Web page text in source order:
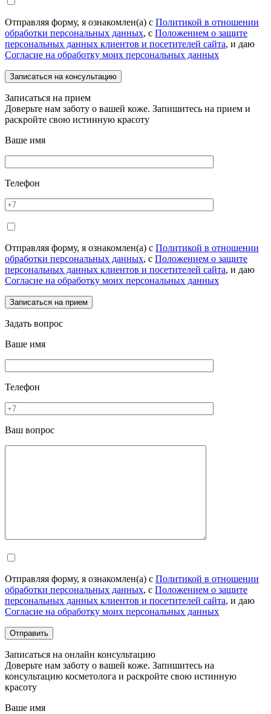
Отправляя форму, я ознакомлен(а) с Политикой в отношении
обработки персональных данных, с Положением о защите
персональных данных клиентов и посетителей сайта, и даю
Согласие на обработку моих персональных данных
Записаться на прием
Доверьте нам заботу о вашей коже. Запишитесь на прием и
раскройте свою истинную красоту
Ваше имя
Телефон
Отправляя форму, я ознакомлен(а) с Политикой в отношении
обработки персональных данных, с Положением о защите
персональных данных клиентов и посетителей сайта, и даю
Согласие на обработку моих персональных данных
Задать вопрос
Ваше имя
Телефон
Ваш вопрос
Отправляя форму, я ознакомлен(а) с Политикой в отношении
обработки персональных данных, с Положением о защите
персональных данных клиентов и посетителей сайта, и даю
Согласие на обработку моих персональных данных
Записаться на онлайн консультацию
Доверьте нам заботу о вашей коже. Запишитесь на
консультацию косметолога и раскройте свою истинную
красоту
Ваше имя